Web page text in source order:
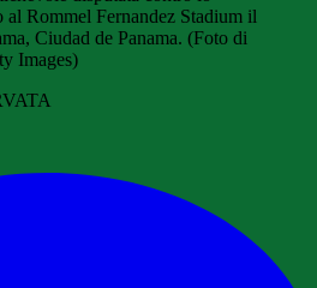
Rommel Fernandez Stadium il
Ciudad de Panama. (Foto di
Images)